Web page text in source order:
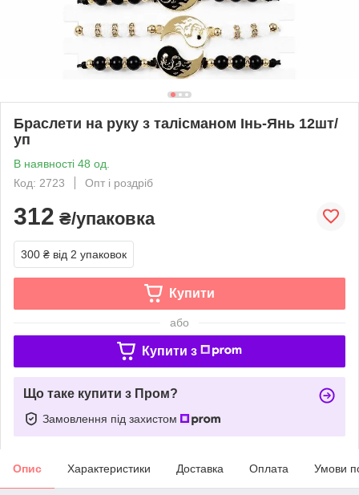
Браслети на руку з талісманом Інь-Янь 12шт/
уп
В наявності 48 од.
Код: 2723
Опт і роздріб
312 ₴/упаковка
300 ₴ від 2 упаковок
Купити
або
Купити з
Що таке купити з Пром?
Замовлення під захистом
Опис Характеристики Доставка Оплата Умови